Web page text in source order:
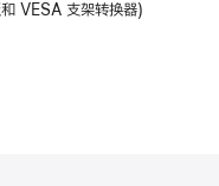
VESA 支架转换器)